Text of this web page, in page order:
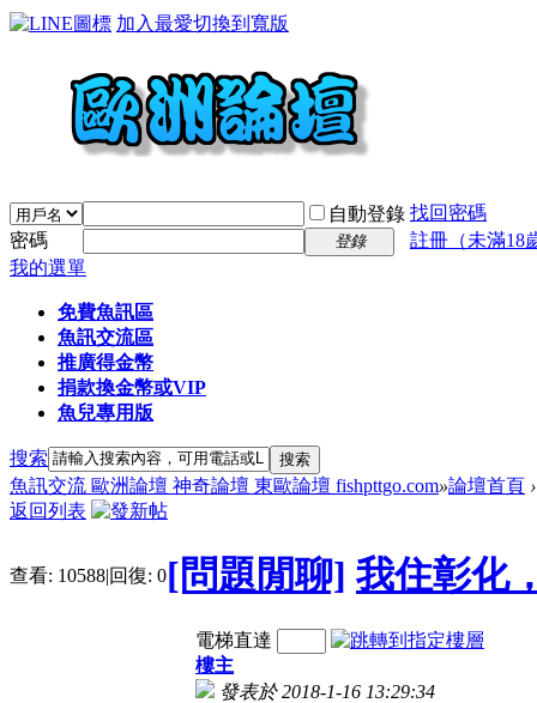
加入最愛切換到寬版
自動登錄 找回密碼
密碼
登錄
註冊（未滿18
我的選單
免費魚訊區
魚訊交流區
推廣得金幣
捐款換金幣或VIP
魚兒專用版
搜索 搜索
魚訊交流 歐洲論壇 神奇論壇 東歐論壇 fishpttgo.com»論壇首頁 ›
返回列表
查看: 10588|回復: 0[問題閒聊] 我住彰化
電梯直達
樓主
發表於 2018-1-16 13:29:34